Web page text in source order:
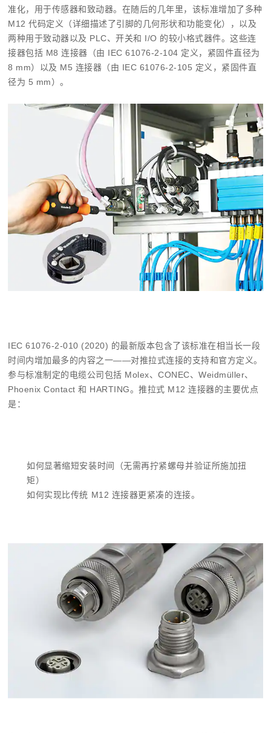
准化，用于传感器和致动器。在随后的几年里，该标准增加了多种
M12 代码定义（详细描述了引脚的几何形状和功能变化），以及
两种用于致动器以及 PLC、开关和 I/O 的较小格式器件。这些连
接器包括 M8 连接器（由 IEC 61076-2-104 定义，紧固件直径为
8 mm）以及 M5 连接器（由 IEC 61076-2-105 定义，紧固件直
径为 5 mm）。
IEC 61076-2-010 (2020) 的最新版本包含了该标准在相当长一段
时间内增加最多的内容之一——对推拉式连接的支持和官方定义。
参与标准制定的电缆公司包括 Molex、CONEC、Weidmüller、
Phoenix Contact 和 HARTING。推拉式 M12 连接器的主要优点
是：
如何显著缩短安装时间（无需再拧紧螺母并验证所施加扭
矩）
如何实现比传统 M12 连接器更紧凑的连接。